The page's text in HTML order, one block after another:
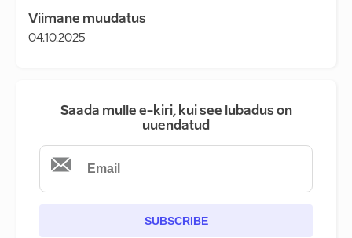
Viimane muudatus
04.10.2025
Saada mulle e-kiri, kui see lubadus on
uuendatud
SUBSCRIBE